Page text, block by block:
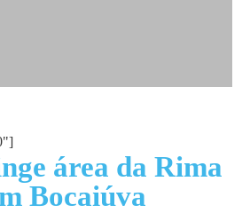
área da Rima
Bocaiúva